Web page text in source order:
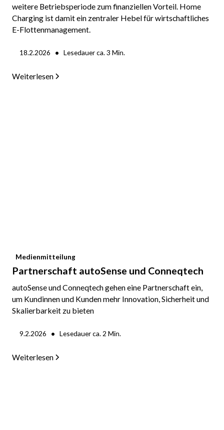
weitere Betriebsperiode zum finanziellen Vorteil. Home
Charging ist damit ein zentraler Hebel für wirtschaftliches
E-Flottenmanagement.
18.2.2026 • Lesedauer ca.3 Min.
Weiterlesen
Medienmitteilung
Partnerschaft autoSense und Conneqtech
autoSense und Conneqtech gehen eine Partnerschaft ein,
um Kundinnen und Kunden mehr Innovation, Sicherheit und
Skalierbarkeit zu bieten
9.2.2026 • Lesedauer ca. 2 Min.
Weiterlesen